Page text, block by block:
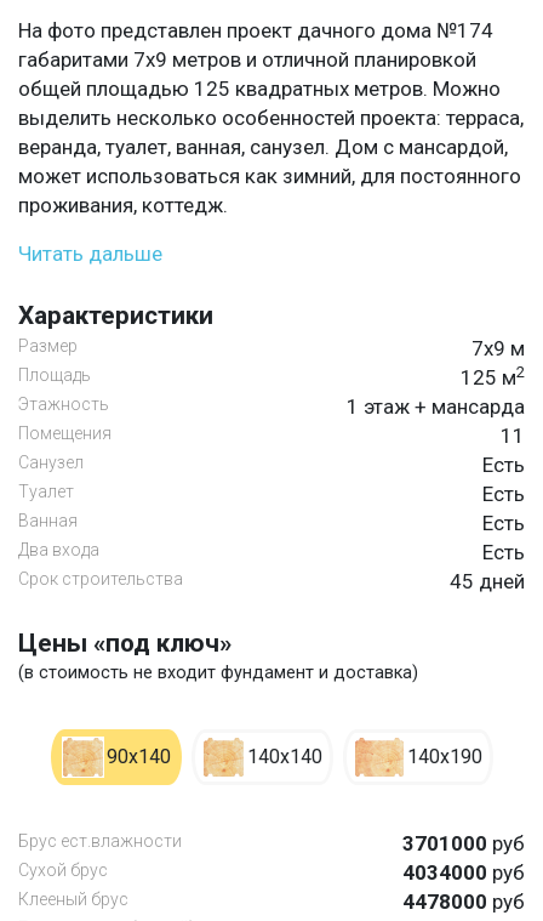
На фото представлен проект дачного дома №174
габаритами 7х9 метров и отличной планировкой
общей площадью 125 квадратных метров. Можно
выделить несколько особенностей проекта: терраса,
веранда, туалет, ванная, санузел. Дом с мансардой,
может использоваться как зимний, для постоянного
проживания, коттедж.
Читать дальше
Характеристики
Размер 7х9 м
Площадь 125 м2
Этажность 1 этаж + мансарда
Помещения 11
Санузел Есть
Туалет Есть
Ванная Есть
Два входа Есть
Срок строительства 45 дней
Цены «под ключ»
(в стоимость не входит фундамент и доставка)
90х140 140х140 140х190
Брус ест.влажности 3701000 руб
Сухой брус 4034000 руб
Клееный брус 4478000 руб